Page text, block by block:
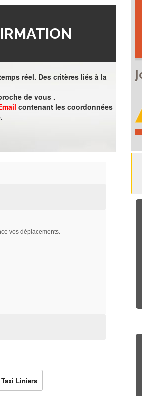
réel. Des critères liés à la
de vous .
contenant les coordonnées
vos déplacements.
Taxi Liniers